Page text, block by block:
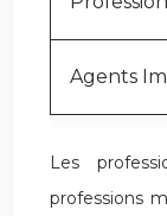
Agents
Les
professions